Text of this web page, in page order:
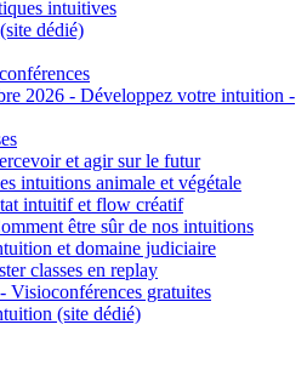
intuitives
dédié)
2026 - Développez votre intuition -
et agir sur le futur
intuitions animale et végétale
intuitif et flow créatif
être sûr de nos intuitions
et domaine judiciaire
classes en replay
Visioconférences gratuites
(site dédié)